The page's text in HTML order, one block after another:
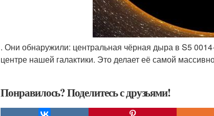
. Они обнаружили: центральная чёрная дыра в S5
центре нашей галактики. Это делает её самой
Понравилось? Поделитесь с друзьями!